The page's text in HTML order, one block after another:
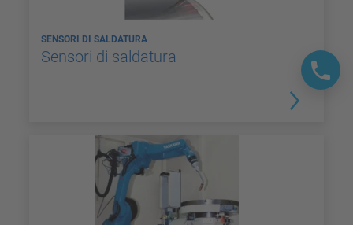
SENSORI DI SALDATURA
Sensori di saldatura